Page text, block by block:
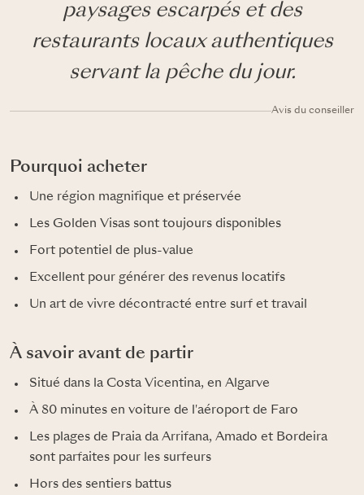
paysages escarpés et des
restaurants locaux authentiques
servant la pêche du jour.
Avis du conseiller
Pourquoi acheter
Une région magnifique et préservée
Les Golden Visas sont toujours disponibles
Fort potentiel de plus-value
Excellent pour générer des revenus locatifs
Un art de vivre décontracté entre surf et travail
À savoir avant de partir
Situé dans la Costa Vicentina, en Algarve
À 80 minutes en voiture de l'aéroport de Faro
Les plages de Praia da Arrifana, Amado et Bordeira
sont parfaites pour les surfeurs
Hors des sentiers battus